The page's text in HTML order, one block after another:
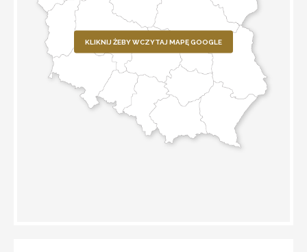
KLIKNIJ ŻEBY WCZYTAJ MAPĘ GOOGLE